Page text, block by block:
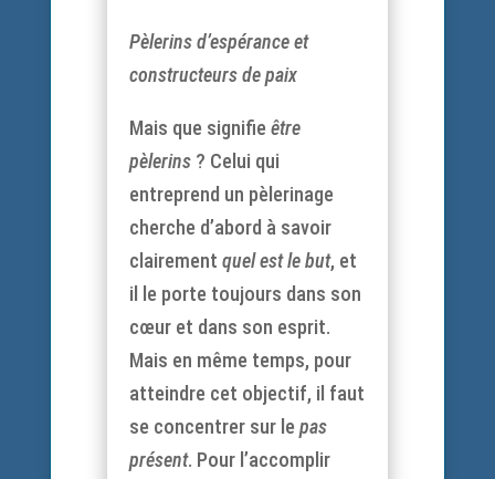
Pèlerins d’espérance et
constructeurs de paix
Mais que signifie être
pèlerins ? Celui qui
entreprend un pèlerinage
cherche d’abord à savoir
clairement quel est le but, et
il le porte toujours dans son
cœur et dans son esprit.
Mais en même temps, pour
atteindre cet objectif, il faut
se concentrer sur le pas
présent. Pour l’accomplir